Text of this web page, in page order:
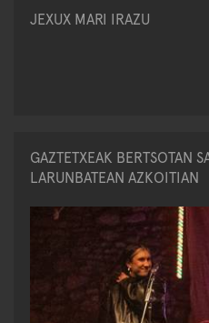
JEXUX MARI IRAZU
GAZTETXEAK BERTSOTAN
LARUNBATEAN AZKOITIAN